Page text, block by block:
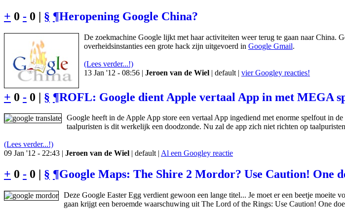
+ 0 - 0 | § ¶Heropening Google China?
De zoekmachine Google lijkt met haar activiteiten weer terug te gaan naar China.
overheidsinstanties een grote hack zijn uitgevoerd in Google Gmail.
(Lees verder...!)
13 Jan '12 - 08:56 | Jeroen van de Wiel | default | vier Googley reacties!
+ 0 - 0 | § ¶ROFL: Google dient Apple vertaal App in met MEGA
Google heeft in de Apple App store een vertaal App ingediend met enorme spelfout in
taalpuristen is dit werkelijk een doodzonde. Nu zal de app zich niet richten op
(Lees verder...!)
09 Jan '12 - 22:43 |
Jeroen van de Wiel | default | Al een Googley reactie
+ 0 - 0 | § ¶Google Maps: The Shire 2 Mordor? Use Caution! One
Deze Google Easter Egg verdient gewoon een lange titel... Je moet er een beetje
gaan krijgt een beroemde waarschuwing uit The Lord of the Rings: Use Caution! One